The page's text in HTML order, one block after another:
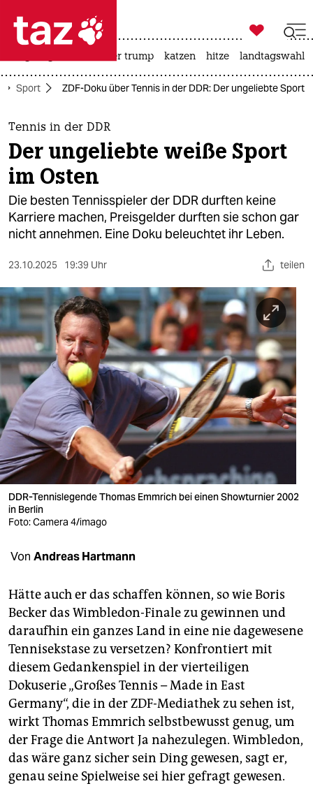
 taz zahl ich
taz zahl ich
themen
politik
öko
gesellschaft
sport
berlin
nord
wahrheit
verlag
verlag
veranstaltungen
shop
fragen & hilfe
genossenschaft
epaper login

taz zahl ich
usa unter trump katzen hitze landtagswahl
Sport ZDF-Doku über Tennis in der DDR: Der ungeliebte Sport
Tennis in der DDR
Der ungeliebte weiße Sport
im Osten
Die besten Tennisspieler der DDR durften keine
Karriere machen, Preisgelder durften sie schon gar
nicht annehmen. Eine Doku beleuchtet ihr Leben.
23.10.2025 19:39 Uhr teilen
DDR-Tennislegende Thomas Emmrich bei einen Showturnier 2002
in Berlin
Foto: Camera 4/imago
Von Andreas Hartmann
Hätte auch er das schaffen können, so wie Boris
Becker das Wimbledon-Finale zu gewinnen und
daraufhin ein ganzes Land in eine nie dagewesene
Tennisekstase zu versetzen? Konfrontiert mit
diesem Gedankenspiel in der vierteiligen
Dokuserie „Großes Tennis – Made in East
Germany“, die in der ZDF-Mediathek zu sehen ist,
wirkt Thomas Emmrich selbstbewusst genug, um
der Frage die Antwort Ja nahezulegen. Wimbledon,
das wäre ganz sicher sein Ding gewesen, sagt er,
genau seine Spielweise sei hier gefragt gewesen.